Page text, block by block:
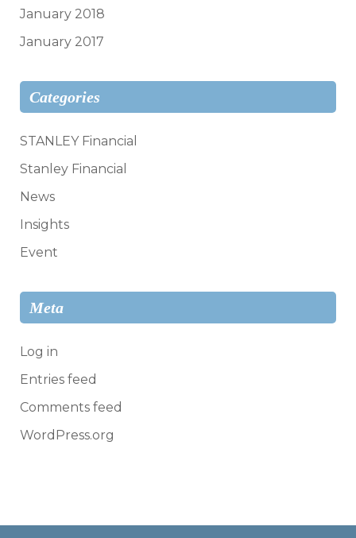
January 2018
January 2017
Categories
STANLEY Financial
Stanley Financial
News
Insights
Event
Meta
Log in
Entries feed
Comments feed
WordPress.org